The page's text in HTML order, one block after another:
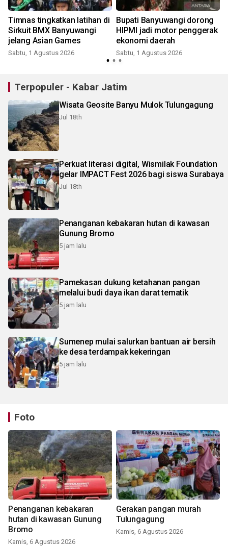
Timnas tingkatkan latihan di
Sirkuit BMX Banyuwangi
jelang Asian Games
Sabtu, 1 Agustus 2026
Bupati Banyuwangi dorong
HIPMI jadi motor penggerak
ekonomi daerah
Sabtu, 1 Agustus 2026
Terpopuler - Kabar Jatim
Wisata Geosite Banyu Mulok Tulungagung
Jul 18th
Perkuat literasi digital, Wismilak Foundation
gelar IMPACT Fest 2026 bagi siswa Surabaya
Jul 18th
Penanganan kebakaran hutan di kawasan
Gunung Bromo
5 jam lalu
Pamekasan dukung ketahanan pangan
melalui budi daya ikan darat tematik
5 jam lalu
Sumenep mulai salurkan bantuan air bersih
ke desa terdampak kekeringan
5 jam lalu
Foto
Penanganan kebakaran
hutan di kawasan Gunung
Bromo
Kamis, 6 Agustus 2026
Gerakan pangan murah
Tulungagung
Kamis, 6 Agustus 2026